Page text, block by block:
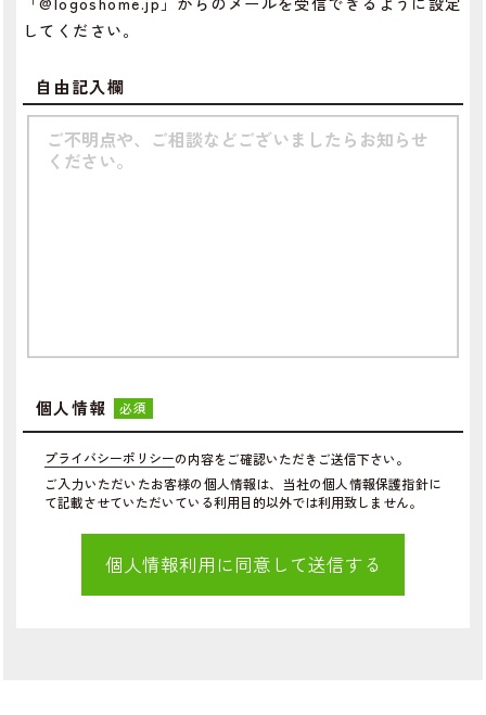
してください。
自由記入欄
個人情報 必須
プライバシーポリシーの内容をご確認いただきご送信下さい。
ご入力いただいたお客様の個人情報は、当社の個人情報保護指針に
て記載させていただいている利用目的以外では利用致しません。